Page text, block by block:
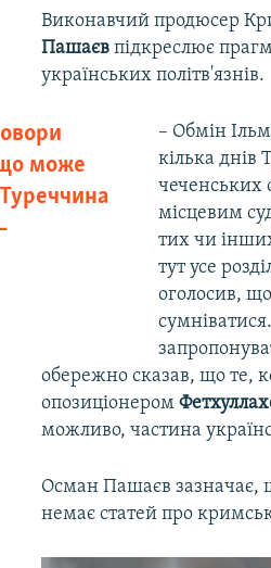
Виконавчий продюсер
Пашаєв підкреслює
українських політв'язнів.
може
– Обмін
кілька днів
чеченських
місцевим
тих чи
тут усе
оголосив,
обережно сказав, що те,
опозиціонером
можливо, частина
Осман Пашаєв зазначає,
немає статей про